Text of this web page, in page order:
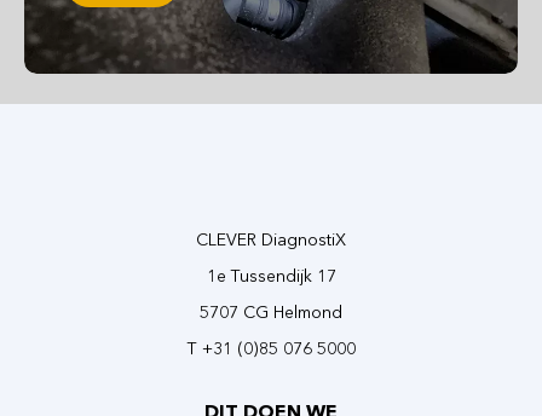
CLEVER DiagnostiX
1e Tussendijk 17
5707 CG Helmond
T +31 (0)85 076 5000